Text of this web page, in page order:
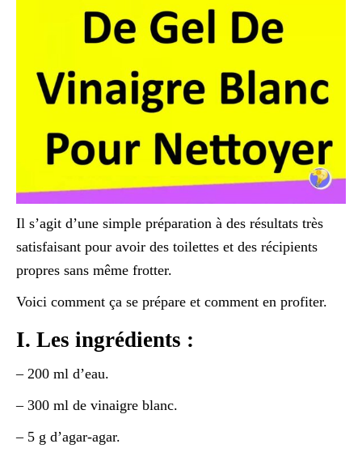
Il s’agit d’une simple préparation à des résultats très
satisfaisant pour avoir des toilettes et des récipients
propres sans même frotter.
Voici comment ça se prépare et comment en profiter.
I. Les ingrédients :
– 200 ml d’eau.
– 300 ml de vinaigre blanc.
– 5 g d’agar-agar.